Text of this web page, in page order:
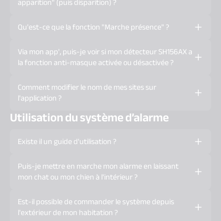
Ce message apparaît lorsque vous vous connectez à
Qu'est-ce que la fonction "Marche présence" ?
La fonction "Marche présence" vous permet d'assurer
une protection en votre présence : en cas d'intrusion, le
souhaitez en bénéficier, contactez votre installateur.
Via mon app', puis-je voir si mon détecteur SH156AX a
la fonction anti-masque activée ou désactivée ?
Non, la fonction anti-masque n'est pas visible sur l'app'.
Comment modifier le nom de mes sites sur
l'application ?
Dans le menu, cliquez dans "Mes préférences", cliquez
vous souhaitez.
Utilisation du système d’alarme
Existe il un guide d'utilisation ?
Oui, il y a une documentation claire et précise sur le
fonctionnement du système Daitem.
N'hésitez pas à contacter votre installateur en cas de
question particulière.
Puis-je mettre en marche mon alarme en laissant
mon chat ou mon chien à l'intérieur ?
Le détecteur de mouvement spécial animaux est
capable de faire la distinction entre un être humain et
Est-il possible de commander le système depuis
l'extérieur de mon habitation ?